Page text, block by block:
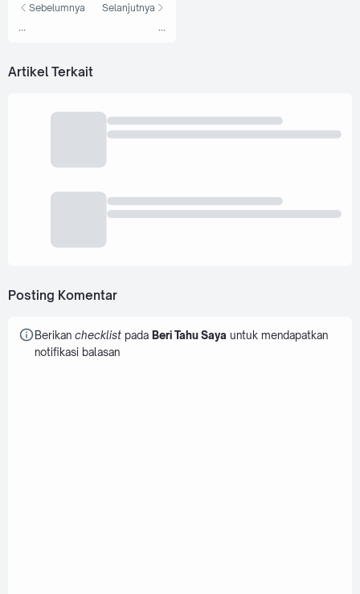
Sebelumnya
...
Selanjutnya
...
Artikel Terkait
Posting Komentar
Berikan checklistpada Beri Tahu Saya untuk mendapatkan
notifikasi balasan